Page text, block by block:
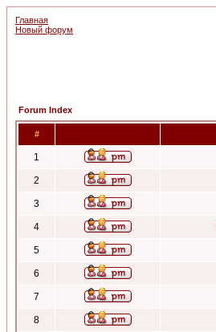
Главная
Новый форум
Forum Index
#
1
2
3
4
5
6
7
8